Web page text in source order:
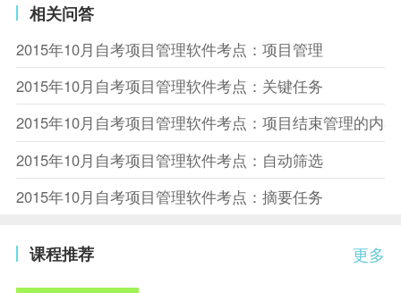
相关问答
2015年10月自考项目管理软件考点：项目管理
2015年10月自考项目管理软件考点：关键任务
2015年10月自考项目管理软件考点：项目结束管理的内容
2015年10月自考项目管理软件考点：自动筛选
2015年10月自考项目管理软件考点：摘要任务
更多
课程推荐